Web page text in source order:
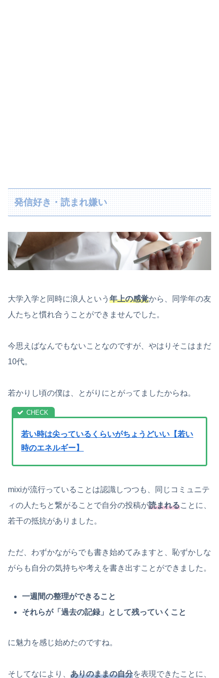
発信好き・読まれ嫌い
大学入学と同時に浪人という 年上の感覚から、同学年の友
人たちと慣れ合うことができませんでした。
今思えばなんでもないことなのですが、やはりそこはまだ
10代。
若かりし頃の僕は、とがりにとがってましたからね。
若い時は尖っているくらいがちょうどいい【若い
時のエネルギー】
mixiが流行っていることは認識しつつも、同じコミュニテ
ィの人たちと繋がることで自分の投稿が読まれることに、
若干の抵抗がありました。
ただ、わずかながらでも書き始めてみますと、恥ずかしな
がらも自分の気持ちや考えを書き出すことができました。
一週間の整理ができること
それらが「過去の記録」として残っていくこと
に魅力を感じ始めたのですね。
そしてなにより、 ありのままの自分を表現できたことに、